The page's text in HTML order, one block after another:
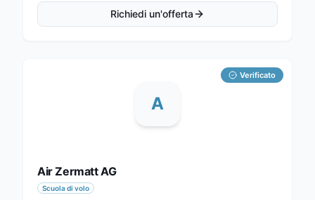
Richiedi un'offerta
A
Verificato
Air Zermatt AG
Scuola di volo